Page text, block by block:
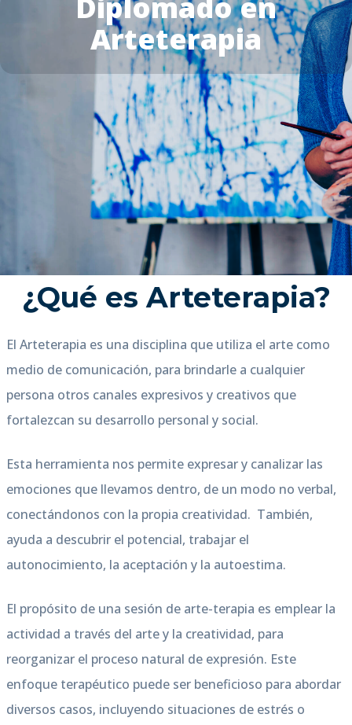
Arteterapia
¿Qué es Arteterapia?
El Arteterapia es una disciplina que utiliza el arte como
medio de comunicación, para brindarle a cualquier
persona otros canales expresivos y creativos que
fortalezcan su desarrollo personal y social.
Esta herramienta nos permite expresar y canalizar las
emociones que llevamos dentro, de un modo no verbal,
conectándonos con la propia creatividad. También,
ayuda a descubrir el potencial, trabajar el
autonocimiento, la aceptación y la autoestima.
El propósito de una sesión de arte-terapia es emplear la
actividad a través del arte y la creatividad, para
reorganizar el proceso natural de expresión. Este
enfoque terapéutico puede ser beneficioso para abordar
diversos casos, incluyendo situaciones de estrés o